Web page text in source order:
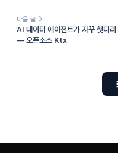
다음 글
AI 데이터 에이전트가 자꾸 헛다
— 오픈소스 Ktx